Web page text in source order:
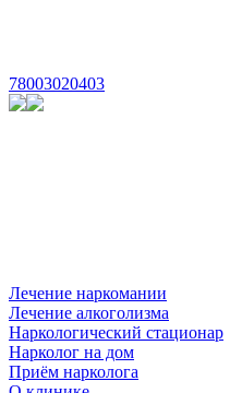
78003020403
Лечение наркомании
Лечение алкоголизма
Наркологический стационар
Нарколог на дом
Приём нарколога